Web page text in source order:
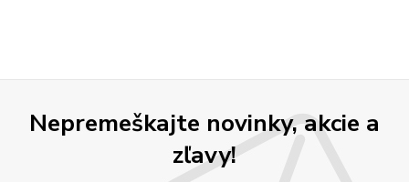
Nepremeškajte novinky, akcie a
zľavy!